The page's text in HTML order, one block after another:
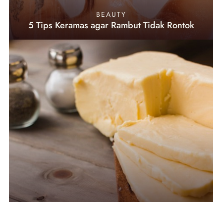
BEAUTY
5 Tips Keramas agar Rambut Tidak Rontok